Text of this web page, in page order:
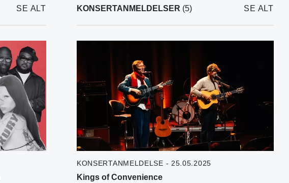
SE ALT KONSERTANMELDELSER (5) SE ALT
KONSERTANMELDELSE - 25.05.2025
Kings of Convenience